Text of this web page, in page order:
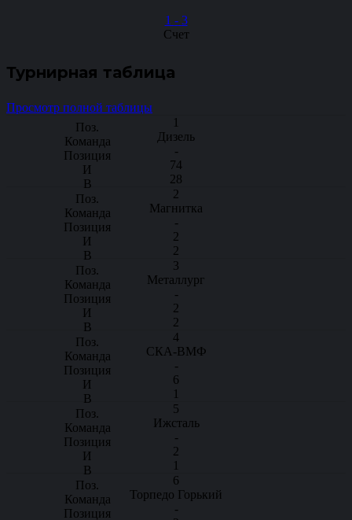
1 - 3
Счет
Турнирная таблица
Просмотр полной таблицы
1
Дизель
-
74
28
2
Магнитка
-
2
2
3
Металлург
-
2
2
4
СКА-ВМФ
-
6
1
5
Ижсталь
-
2
1
6
Торпедо Горький
-